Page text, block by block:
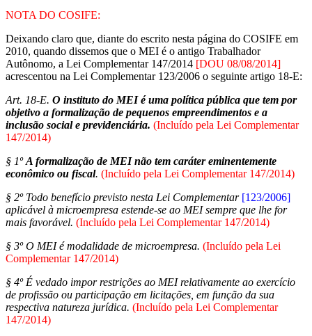
NOTA DO COSIFE:
Deixando claro que, diante do escrito nesta página do COSIFE em
2010, quando dissemos que o MEI é o antigo Trabalhador
Autônomo, a Lei Complementar 147/2014 [DOU 08/08/2014]
acrescentou na Lei Complementar 123/2006 o seguinte artigo 18-E:
Art. 18-E. O instituto do MEI é uma política pública que tem por
objetivo a formalização de pequenos empreendimentos e a
inclusão social e previdenciária. (Incluído pela Lei Complementar
147/2014)
§ 1ºA formalização de MEI não tem caráter eminentemente
econômico ou fiscal. (Incluído pela Lei Complementar 147/2014)
§ 2º Todo benefício previsto nesta Lei Complementar [123/2006]
aplicável à microempresa estende-se ao MEI sempre que lhe for
mais favorável. (Incluído pela Lei Complementar 147/2014)
§ 3º O MEI é modalidade de microempresa. (Incluído pela Lei
Complementar 147/2014)
§ 4º É vedado impor restrições ao MEI relativamente ao exercício
de profissão ou participação em licitações, em função da sua
respectiva natureza jurídica. (Incluído pela Lei Complementar
147/2014)